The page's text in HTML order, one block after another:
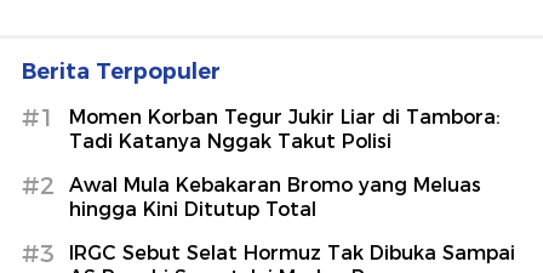
Berita Terpopuler
#1
Momen Korban Tegur Jukir Liar di Tambora:
Tadi Katanya Nggak Takut Polisi
#2
Awal Mula Kebakaran Bromo yang Meluas
hingga Kini Ditutup Total
#3
IRGC Sebut Selat Hormuz Tak Dibuka Sampai